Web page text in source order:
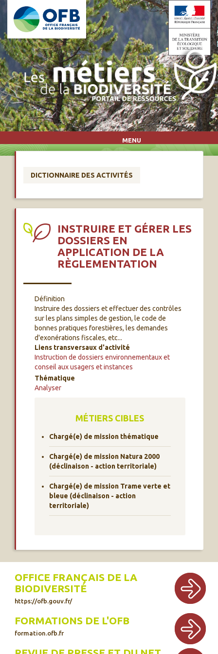
Aller au contenu principal
MENU
DICTIONNAIRE DES ACTIVITÉS
INSTRUIRE ET GÉRER LES
DOSSIERS EN
APPLICATION DE LA
RÈGLEMENTATION
Définition
Instruire des dossiers et effectuer des contrôles
sur les plans simples de gestion, le code de
bonnes pratiques forestières, les demandes
d'exonérations fiscales, etc...
Liens transversaux d'activité
Instruction de dossiers environnementaux et
conseil aux usagers et instances
Thématique
Analyser
MÉTIERS CIBLES
Chargé(e) de mission thématique
Chargé(e) de mission Natura 2000
(déclinaison - action territoriale)
Chargé(e) de mission Trame verte et
bleue (déclinaison - action
territoriale)
OFFICE FRANÇAIS DE LA
BIODIVERSITÉ
https://ofb.gouv.fr/
FORMATIONS DE L'OFB
formation.ofb.fr